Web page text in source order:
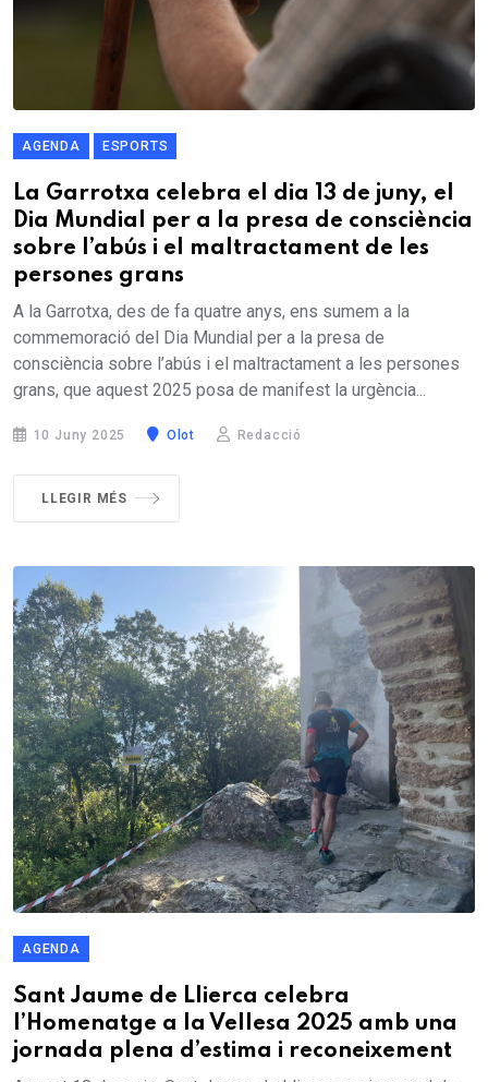
AGENDA ESPORTS
La Garrotxa celebra el dia 13 de juny, el
Dia Mundial per a la presa de consciència
sobre l’abús i el maltractament de les
persones grans
A la Garrotxa, des de fa quatre anys, ens sumem a la
commemoració del Dia Mundial per a la presa de
consciència sobre l’abús i el maltractament a les persones
grans, que aquest 2025 posa de manifest la urgència...
10 Juny 2025 Olot Redacció
LLEGIR MÉS
AGENDA
Sant Jaume de Llierca celebra
l’Homenatge a la Vellesa 2025 amb una
jornada plena d’estima i reconeixement